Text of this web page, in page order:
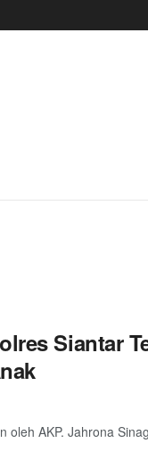
Siantar
AKP. Jahrona